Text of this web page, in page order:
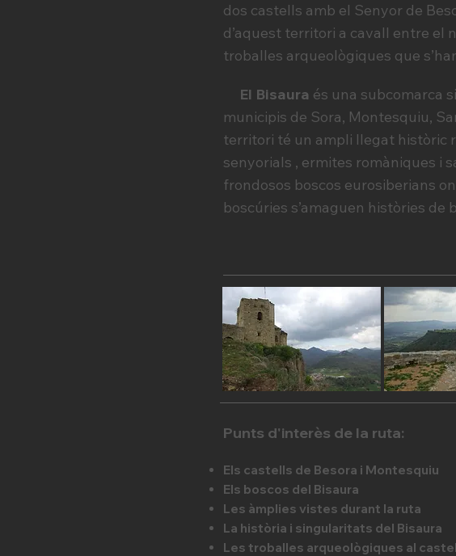
dos castells amb el Senyor de
d’aquest territori a cavall entre el
troballes arqueològiques que
El Bisaura és una subcomarca
municipis de Sora, Montesquiu,
territori té un ampli llegat històric
senyorials , ermites romàniques i
frondosos boscos eurosiberians
boscúries s’amaguen històries
Punts d'interès de la ruta:
Els castells de Besora i Montesquiu
Els boscos del Bisaura
Les àmplies vistes durant la ruta
La història i singularitats del Bisaura
Les troballes arqueològiques al